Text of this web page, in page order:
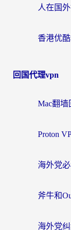
回国代理vpn